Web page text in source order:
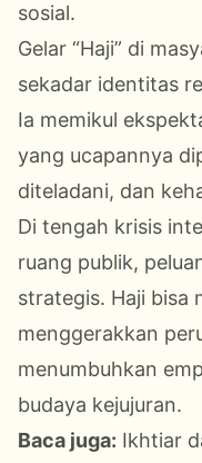
sosial.
Gelar “Haji” di
sekadar identitas
Ia memikul
yang ucapannya
diteladani, dan
Di tengah krisis
ruang publik,
strategis. Haji bisa
menggerakkan
menumbuhkan
budaya kejujuran.
Baca juga: Ikhtiar